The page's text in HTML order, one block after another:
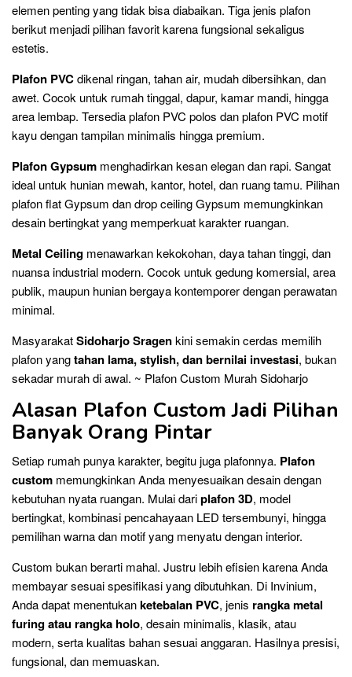
elemen penting yang tidak bisa diabaikan. Tiga jenis plafon
berikut menjadi pilihan favorit karena fungsional sekaligus
estetis.
Plafon PVCdikenal ringan, tahan air, mudah dibersihkan, dan
awet. Cocok untuk rumah tinggal, dapur, kamar mandi, hingga
area lembap. Tersedia plafon PVC polos dan plafon PVC motif
kayu dengan tampilan minimalis hingga premium.
Plafon Gypsum menghadirkan kesan elegan dan rapi. Sangat
ideal untuk hunian mewah, kantor, hotel, dan ruang tamu. Pilihan
plafon flat Gypsum dan drop ceiling Gypsum memungkinkan
desain bertingkat yang memperkuat karakter ruangan.
Metal Ceiling menawarkan kekokohan, daya tahan tinggi, dan
nuansa industrial modern. Cocok untuk gedung komersial, area
publik, maupun hunian bergaya kontemporer dengan perawatan
minimal.
MasyarakatSidoharjo Sragenkini semakin cerdas memilih
plafon yangtahan lama, stylish, dan bernilai investasi, bukan
sekadar murah di awal. ~ Plafon Custom Murah Sidoharjo
Alasan Plafon Custom Jadi Pilihan
Banyak Orang Pintar
Setiap rumah punya karakter, begitu juga plafonnya. Plafon
custom memungkinkan Anda menyesuaikan desain dengan
kebutuhan nyata ruangan. Mulai dariplafon 3D, model
bertingkat, kombinasi pencahayaan LED tersembunyi, hingga
pemilihan warna dan motif yang menyatu dengan interior.
Custom bukan berarti mahal. Justru lebih efisien karena Anda
membayar sesuai spesifikasi yang dibutuhkan. Di Invinium,
Anda dapat menentukanketebalan PVC, jenis rangka metal
furing atau rangka holo, desain minimalis, klasik, atau
modern, serta kualitas bahan sesuai anggaran. Hasilnya presisi,
fungsional, dan memuaskan.